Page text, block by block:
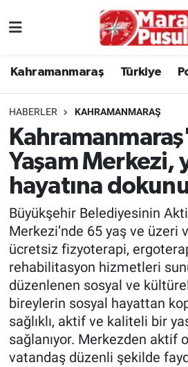
Kahramanmaraş Türkiye
HABERLER KAHRAMANMARAŞ
Yaşam Merkezi,
hayatına
Büyükşehir Belediyesinin
Merkezi’nde 65 yaş ve üzeri
ücretsiz fizyoterapi,
rehabilitasyon hizmetleri
düzenlenen sosyal ve
bireylerin sosyal hayattan
sağlıklı, aktif ve kaliteli bir
sağlanıyor. Merkezden aktif
vatandaş düzenli şekilde
Politika
Ekonomi
Spor
Kültür Sanat
Sağlık
TEKNOLOJİ
İstanbul Trafik Yoğunluk
Süper Lig Puan Durumu ve
Tüm Manşetler
Son Dakika Haberleri
Haber Arşivi